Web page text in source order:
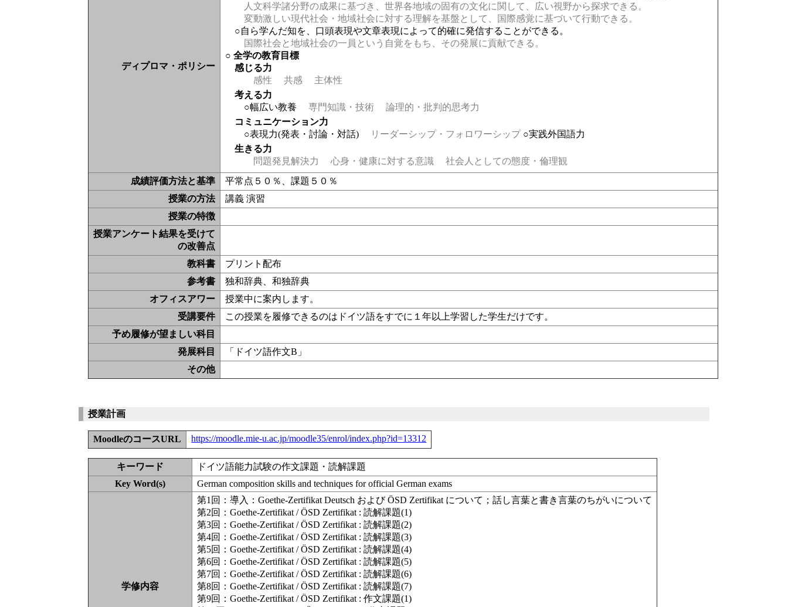
ディプロマ・ポリシー
人文科学諸分野の成果に基づき、世界各地域の固有の文化に関して、広い視野から探求できる。
変動激しい現代社会・地域社会に対する理解を基盤として、国際感覚に基づいて行動できる。
○自ら学んだ知を、口頭表現や文章表現によって的確に発信することができる。
国際社会と地域社会の一員という自覚をもち、その発展に貢献できる。
○ 全学の教育目標
感じる力
感性
共感
主体性
考える力
○幅広い教養
専門知識・技術
論理的・批判的思考力
コミュニケーション力
○表現力(発表・討論・対話)
リーダーシップ・フォロワーシップ ○実践外国語力
生きる力
問題発見解決力
心身・健康に対する意識
社会人としての態度・倫理観
成績評価方法と基準
平常点５０％、課題５０％
授業の方法
講義 演習
授業の特徴
授業アンケート結果を受けて
の改善点
教科書
プリント配布
参考書
独和辞典、和独辞典
オフィスアワー
授業中に案内します。
受講要件
この授業を履修できるのはドイツ語をすでに１年以上学習した学生だけです。
予め履修が望ましい科目
発展科目
「ドイツ語作文B」
その他
授業計画
MoodleのコースURL https://moodle.mie-u.ac.jp/moodle35/enrol/index.php?id=13312
キーワード
ドイツ語能力試験の作文課題・読解課題
Key Word(s)
German composition skills and techniques for official German exams
学修内容
第1回：導入：Goethe-Zertifikat Deutsch および ÖSD Zertifikat について；話し言葉と書き言葉のちがいについて
第2回：Goethe-Zertifikat / ÖSD Zertifikat : 読解課題(1)
第3回：Goethe-Zertifikat / ÖSD Zertifikat : 読解課題(2)
第4回：Goethe-Zertifikat / ÖSD Zertifikat : 読解課題(3)
第5回：Goethe-Zertifikat / ÖSD Zertifikat : 読解課題(4)
第6回：Goethe-Zertifikat / ÖSD Zertifikat : 読解課題(5)
第7回：Goethe-Zertifikat / ÖSD Zertifikat : 読解課題(6)
第8回：Goethe-Zertifikat / ÖSD Zertifikat : 読解課題(7)
第9回：Goethe-Zertifikat / ÖSD Zertifikat : 作文課題(1)